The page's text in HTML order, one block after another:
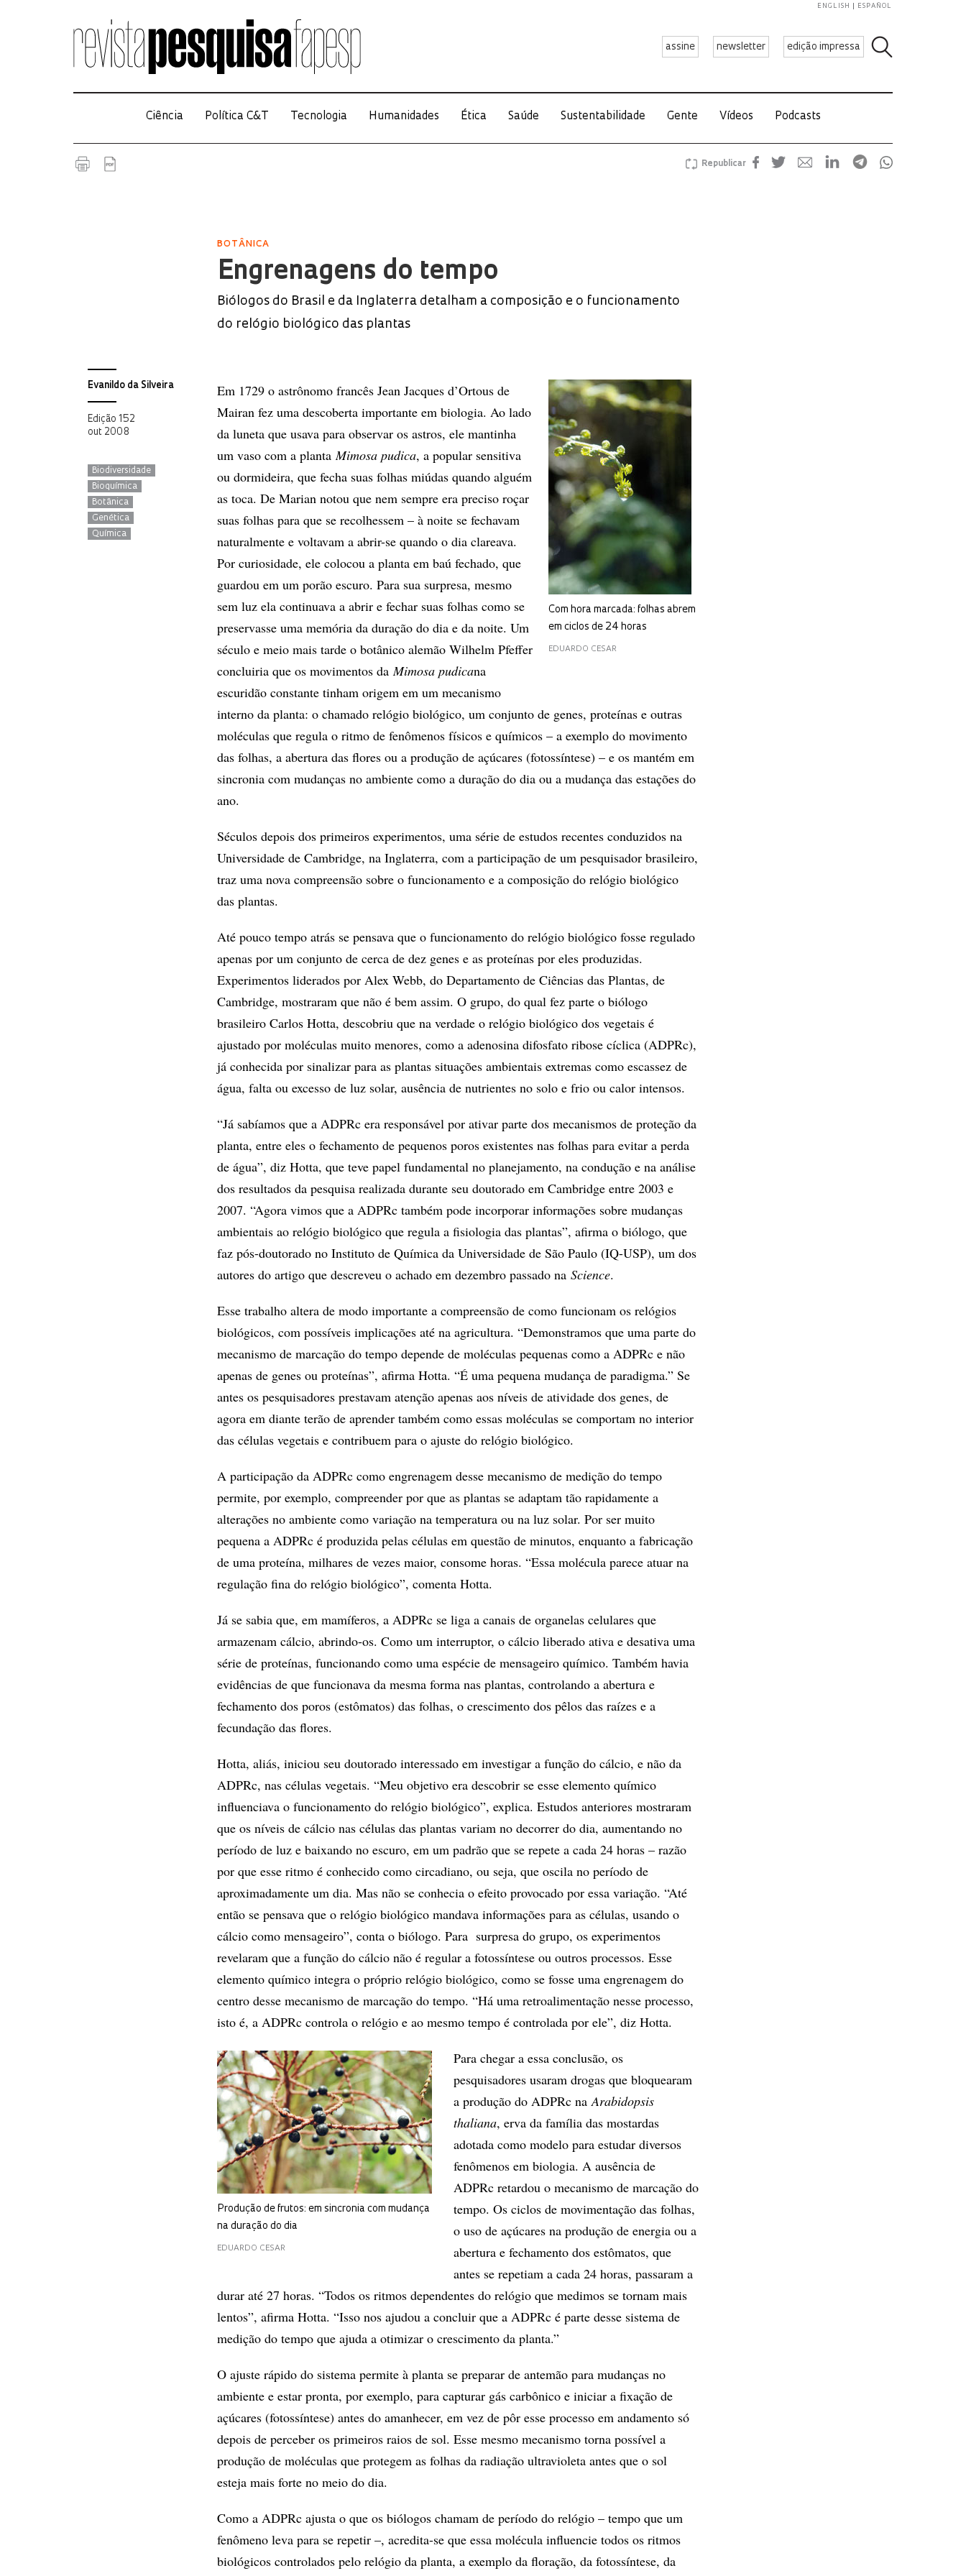
assine newsletter edição impressa
ENGLISH ESPAÑOL
Ciência Política C&T Tecnologia Humanidades Ética Saúde Sustentabilidade Gente Vídeos Podcasts
Republicar
BOTÂNICA
Engrenagens do tempo
Biólogos do Brasil e da Inglaterra detalham a composição e o funcionamento
do relógio biológico das plantas
Evanildo da Silveira
Edição 152
out 2008
Biodiversidade
Bioquímica
Botânica
Genética
Química
Com hora marcada: folhas abrem
em ciclos de 24 horas
EDUARDO CESAR
Em 1729 o astrônomo francês Jean Jacques d’Ortous de
Mairan fez uma descoberta importante em biologia. Ao lado
da luneta que usava para observar os astros, ele mantinha
um vaso com a plantaMimosa pudica, a popular sensitiva
ou dormideira, que fecha suas folhas miúdas quando alguém
as toca. De Marian notou que nem sempre era preciso roçar
suas folhas para que se recolhessem – à noite se fechavam
naturalmente e voltavam a abrir-se quando o dia clareava.
Por curiosidade, ele colocou a planta em baú fechado, que
guardou em um porão escuro. Para sua surpresa, mesmo
sem luz ela continuava a abrir e fechar suas folhas como se
preservasse uma memória da duração do dia e da noite. Um
século e meio mais tarde o botânico alemão Wilhelm Pfeffer
concluiria que os movimentos daMimosa pudicana
escuridão constante tinham origem em um mecanismo
interno da planta: o chamado relógio biológico, um conjunto de genes, proteínas e outras
moléculas que regula o ritmo de fenômenos físicos e químicos – a exemplo do movimento
das folhas, a abertura das flores ou a produção de açúcares (fotossíntese) – e os mantém em
sincronia com mudanças no ambiente como a duração do dia ou a mudança das estações do
ano.
Séculos depois dos primeiros experimentos, uma série de estudos recentes conduzidos na
Universidade de Cambridge, na Inglaterra, com a participação de um pesquisador brasileiro,
traz uma nova compreensão sobre o funcionamento e a composição do relógio biológico
das plantas.
Até pouco tempo atrás se pensava que o funcionamento do relógio biológico fosse regulado
apenas por um conjunto de cerca de dez genes e as proteínas por eles produzidas.
Experimentos liderados por Alex Webb, do Departamento de Ciências das Plantas, de
Cambridge, mostraram que não é bem assim. O grupo, do qual fez parte o biólogo
brasileiro Carlos Hotta, descobriu que na verdade o relógio biológico dos vegetais é
ajustado por moléculas muito menores, como a adenosina difosfato ribose cíclica (ADPRc),
já conhecida por sinalizar para as plantas situações ambientais extremas como escassez de
água, falta ou excesso de luz solar, ausência de nutrientes no solo e frio ou calor intensos.
“Já sabíamos que a ADPRc era responsável por ativar parte dos mecanismos de proteção da
planta, entre eles o fechamento de pequenos poros existentes nas folhas para evitar a perda
de água”, diz Hotta, que teve papel fundamental no planejamento, na condução e na análise
dos resultados da pesquisa realizada durante seu doutorado em Cambridge entre 2003 e
2007. “Agora vimos que a ADPRc também pode incorporar informações sobre mudanças
ambientais ao relógio biológico que regula a fisiologia das plantas”, afirma o biólogo, que
faz pós-doutorado no Instituto de Química da Universidade de São Paulo (IQ-USP), um dos
autores do artigo que descreveu o achado em dezembro passado na Science.
Esse trabalho altera de modo importante a compreensão de como funcionam os relógios
biológicos, com possíveis implicações até na agricultura. “Demonstramos que uma parte do
mecanismo de marcação do tempo depende de moléculas pequenas como a ADPRc e não
apenas de genes ou proteínas”, afirma Hotta. “É uma pequena mudança de paradigma.” Se
antes os pesquisadores prestavam atenção apenas aos níveis de atividade dos genes, de
agora em diante terão de aprender também como essas moléculas se comportam no interior
das células vegetais e contribuem para o ajuste do relógio biológico.
A participação da ADPRc como engrenagem desse mecanismo de medição do tempo
permite, por exemplo, compreender por que as plantas se adaptam tão rapidamente a
alterações no ambiente como variação na temperatura ou na luz solar. Por ser muito
pequena a ADPRc é produzida pelas células em questão de minutos, enquanto a fabricação
de uma proteí­na, milhares de vezes maior, consome horas. “Essa molécula parece atuar na
regulação fina do relógio biológico”, comenta Hotta.
Já se sabia que, em mamíferos, a ADPRc se liga a canais de organelas celulares que
armazenam cálcio, abrindo-os. Como um interruptor, o cálcio liberado ativa e desativa uma
série de proteínas, funcionando como uma espécie de mensageiro químico. Também havia
evidências de que funcionava da mesma forma nas plantas, controlando a abertura e
fechamento dos poros (estômatos) das folhas, o crescimento dos pêlos das raízes e a
fecundação das flores.
Hotta, aliás, iniciou seu doutorado interessado em investigar a função do cálcio, e não da
ADPRc, nas células vegetais. “Meu objetivo era descobrir se esse elemento químico
influenciava o funcionamento do relógio biológico”, explica. Estudos anteriores mostraram
que os níveis de cálcio nas células das plantas variam no decorrer do dia, aumentando no
período de luz e baixando no escuro, em um padrão que se repete a cada 24 horas – razão
por que esse ritmo é conhecido como circadiano, ou seja, que oscila no período de
aproximadamente um dia. Mas não se conhecia o efeito provocado por essa variação. “Até
então se pensava que o relógio biológico mandava informações para as células, usando o
cálcio como mensageiro”, conta o biólogo. Para surpresa do grupo, os experimentos
revelaram que a função do cálcio não é regular a fotossíntese ou outros processos. Esse
elemento químico integra o próprio relógio biológico, como se fosse uma engrenagem do
centro desse mecanismo de marcação do tempo. “Há uma retroalimentação nesse processo,
isto é, a ADPRc controla o relógio e ao mesmo tempo é controlada por ele”, diz Hotta.
Produção de frutos: em sincronia com mudança
na duração do dia
EDUARDO CESAR
Para chegar a essa conclusão, os
pesquisadores usaram drogas que bloquearam
a produção do ADPRc naArabidopsis
thaliana, erva da família das mostardas
adotada como modelo para estudar diversos
fenômenos em biologia. A ausência de
ADPRc retardou o mecanismo de marcação do
tempo. Os ciclos de movimentação das folhas,
o uso de açúcares na produção de energia ou a
abertura e fechamento dos estômatos, que
antes se repetiam a cada 24 horas, passaram a
durar até 27 horas. “Todos os ritmos dependentes do relógio que medimos se tornam mais
lentos”, afirma Hotta. “Isso nos ajudou a concluir que a ADPRc é parte desse sistema de
medição do tempo que ajuda a otimizar o crescimento da planta.”
O ajuste rápido do sistema permite à planta se preparar de antemão para mudanças no
ambiente e estar pronta, por exemplo, para capturar gás carbônico e iniciar a fixação de
açúcares (fotossíntese) antes do amanhecer, em vez de pôr esse processo em andamento só
depois de perceber os primeiros raios de sol. Esse mesmo mecanismo torna possível a
produção de moléculas que protegem as folhas da radiação ultravioleta antes que o sol
esteja mais forte no meio do dia.
Como a ADPRc ajusta o que os bió­logos chamam de período do relógio – tempo que um
fenômeno leva para se repetir –, acredita-se que essa molécula influencie todos os ritmos
biológicos controlados pelo relógio da planta, a exemplo da floração, da fotossíntese, da